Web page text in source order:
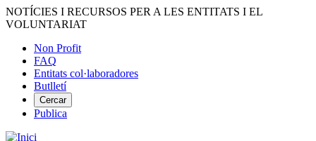
Vés
al
NOTÍCIES I RECURSOS PER A LES ENTITATS I EL
VOLUNTARIAT
Menú
del
compte
d'usuari
Non Profit
FAQ
Entitats col·laboradores
Butlletí
Cercar
Publica